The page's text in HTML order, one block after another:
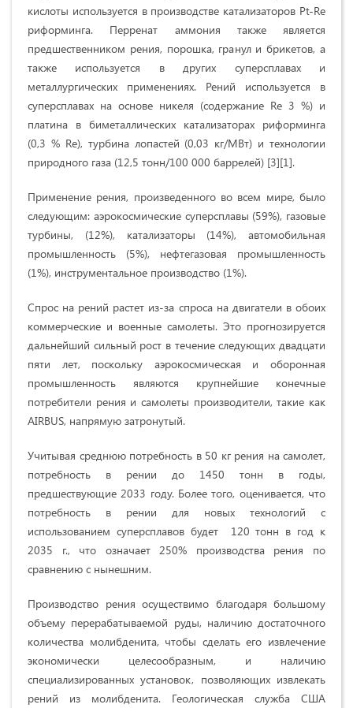
кислоты используется в производстве катализаторов Pt-Re
риформинга. Перренат аммония также является
предшественником рения, порошка, гранул и брикетов, а
также используется в других суперсплавах и
металлургических применениях. Рений используется в
суперсплавах на основе никеля (содержание Re 3 %) и
платина в биметаллических катализаторах риформинга
(0,3 % Re), турбина лопастей (0,03 кг/МВт) и технологии
природного газа (12,5 тонн/100 000 баррелей) [3][1].
Применение рения, произведенного во всем мире, было
следующим: аэрокосмические суперсплавы (59%), газовые
турбины, (12%), катализаторы (14%), автомобильная
промышленность (5%), нефтегазовая промышленность
(1%), инструментальное производство (1%).
Спрос на рений растет из-за спроса на двигатели в обоих
коммерческие и военные самолеты. Это прогнозируется
дальнейший сильный рост в течение следующих двадцати
пяти лет, поскольку аэрокосмическая и оборонная
промышленность являются крупнейшие конечные
потребители рения и самолеты производители, такие как
AIRBUS, напрямую затронутый.
Учитывая среднюю потребность в 50 кг рения на самолет,
потребность в рении до 1450 тонн в годы,
предшествующие 2033 году. Более того, оценивается, что
потребность в рении для новых технологий с
использованием суперсплавов будет 120 тонн в год к
2035 г., что означает 250% производства рения по
сравнению с нынешним.
Производство рения осуществимо благодаря большому
объему перерабатываемой руды, наличию достаточного
количества молибденита, чтобы сделать его извлечение
экономически целесообразным, и наличию
специализированных установок, позволяющих извлекать
рений из молибденита. Геологическая служба США